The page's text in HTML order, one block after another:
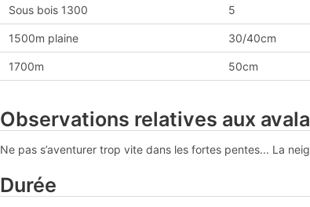
Sous bois 1300 5
1500m plaine 30/40cm
1700m 50cm
Observations relatives aux
Ne pas s’aventurer trop vite dans les fortes pentes... La
Durée